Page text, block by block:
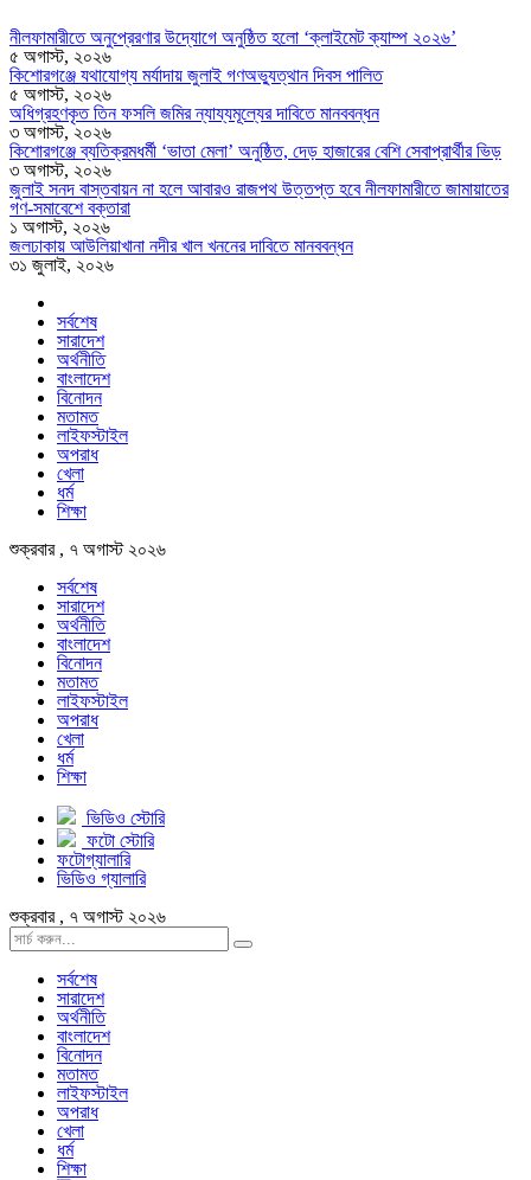
নীলফামারীতে অনুপ্রেরণার উদ্যোগে অনুষ্ঠিত হলো ‘ক্লাইমেট ক্যাম্প ২০২৬’
৫ অগাস্ট, ২০২৬
কিশোরগঞ্জে যথাযোগ্য মর্যাদায় জুলাই গণঅভ্যুত্থান দিবস পালিত
৫ অগাস্ট, ২০২৬
অধিগ্রহণকৃত তিন ফসলি জমির ন্যায্যমূল্যের দাবিতে মানববন্ধন
৩ অগাস্ট, ২০২৬
কিশোরগঞ্জে ব্যতিক্রমধর্মী ‘ভাতা মেলা’ অনুষ্ঠিত, দেড় হাজারের বেশি সেবাপ্রার্থীর ভিড়
৩ অগাস্ট, ২০২৬
জুলাই সনদ বাস্তবায়ন না হলে আবারও রাজপথ উত্তপ্ত হবে নীলফামারীতে জামায়াতের
গণ-সমাবেশে বক্তারা
১ অগাস্ট, ২০২৬
জলঢাকায় আউলিয়াখানা নদীর খাল খননের দাবিতে মানববন্ধন
৩১ জুলাই, ২০২৬
সর্বশেষ
সারাদেশ
অর্থনীতি
বাংলাদেশ
বিনোদন
মতামত
লাইফস্টাইল
অপরাধ
খেলা
ধর্ম
শিক্ষা
শুক্রবার , ৭ অগাস্ট ২০২৬
সর্বশেষ
সারাদেশ
অর্থনীতি
বাংলাদেশ
বিনোদন
মতামত
লাইফস্টাইল
অপরাধ
খেলা
ধর্ম
শিক্ষা
ভিডিও স্টোরি
ফটো স্টোরি
ফটোগ্যালারি
ভিডিও গ্যালারি
শুক্রবার , ৭ অগাস্ট ২০২৬
সর্বশেষ
সারাদেশ
অর্থনীতি
বাংলাদেশ
বিনোদন
মতামত
লাইফস্টাইল
অপরাধ
খেলা
ধর্ম
শিক্ষা